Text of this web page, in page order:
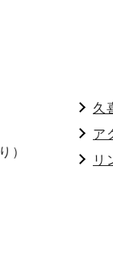
）
久
ア
リ